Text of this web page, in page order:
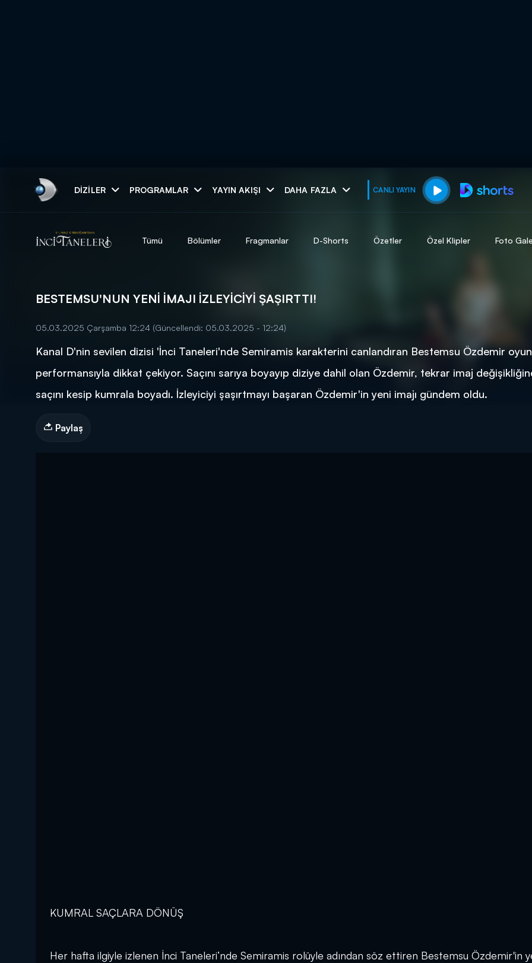
DIZILER PROGRAMLAR YAYIN AKIŞI DAHA FAZLA CANLI YAYIN
muhteşem ikili
DİĞER SONUÇLAR
Tümü Bölümler Fragmanlar D-Shorts Özetler Özel Klipler Foto
BESTEMSU'NUN YENİ İMAJI İZLEYİCİYİ ŞAŞIRTTI!
05.03.2025 Çarşamba 12:24 (Güncellendi: 05.03.2025 - 12:24)
Kanal D'nin sevilen dizisi 'İnci Taneleri'nde Semiramis karakterini canlandıran Bestemsu Özdemir
performansıyla dikkat çekiyor. Saçını sarıya boyayıp diziye dahil olan Özdemir, tekrar imaj
saçını kesip kumrala boyadı. İzleyiciyi şaşırtmayı başaran Özdemir'in yeni imajı gündem oldu.
Paylaş
KUMRAL SAÇLARA DÖNÜŞ
Her hafta ilgiyle izlenen İnci Taneleri‘nde Semiramis rolüyle adından söz ettiren Bestemsu Özdemir'in